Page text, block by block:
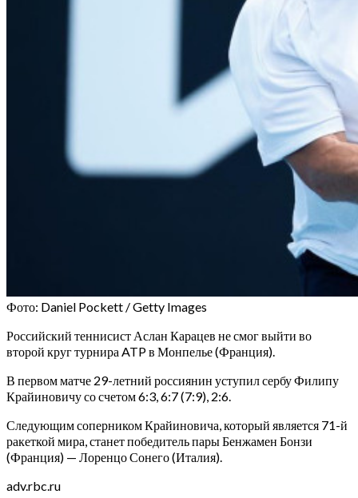
Фото: Daniel Pockett / Getty Images
Российский теннисист Аслан Карацев не смог выйти во
второй круг турнира ATP в Монпелье (Франция).
В первом матче 29-летний россиянин уступил сербу Филипу
Крайиновичу со счетом 6:3, 6:7 (7:9), 2:6.
Следующим соперником Крайиновича, который является 71-й
ракеткой мира, станет победитель пары Бенжамен Бонзи
(Франция) — Лоренцо Сонего (Италия).
adv.rbc.ru